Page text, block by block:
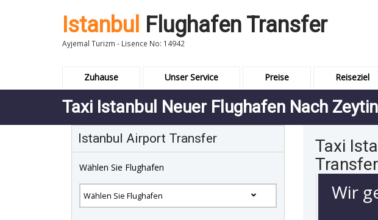
Istanbul Flughafen Transfer
Ayjemal Turizm - Lisence No: 14942
Zuhause Unser Service Preise Reiseziel
Taxi Istanbul Neuer Flughafen Nach
Istanbul Airport Transfer
Wählen Sie Flughafen
Taxi
Wir